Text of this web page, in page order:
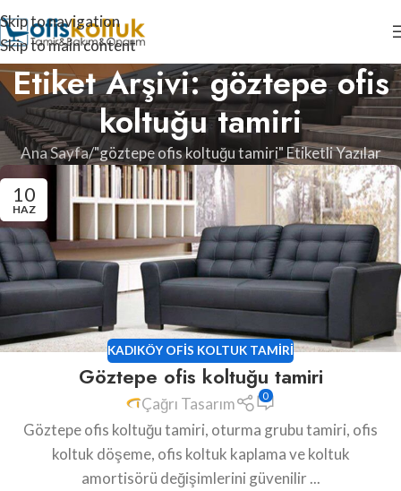
Skip to navigation
Skip to main content
Etiket Arşivi: göztepe ofis
koltuğu tamiri
Ana Sayfa "göztepe ofis koltuğu tamiri" Etiketli Yazılar
10
HAZ
KADIKÖY OFIS KOLTUK TAMIRI
Göztepe ofis koltuğu tamiri
Çağrı Tasarım 0
Göztepe ofis koltuğu tamiri, oturma grubu tamiri, ofis
koltuk döşeme, ofis koltuk kaplama ve koltuk
amortisörü değişimlerini güvenilir ...